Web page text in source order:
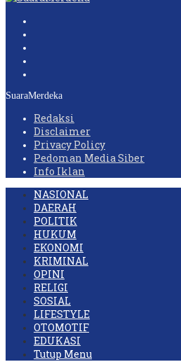
SuaraMerdeka
Redaksi
Disclaimer
Privacy Policy
Pedoman Media Siber
Info Iklan
NASIONAL
DAERAH
POLITIK
HUKUM
EKONOMI
KRIMINAL
OPINI
RELIGI
SOSIAL
LIFESTYLE
OTOMOTIF
EDUKASI
Tutup Menu